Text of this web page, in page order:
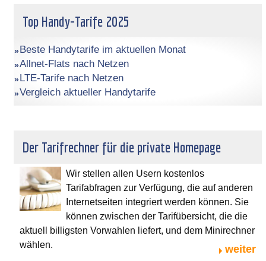
Top Handy-Tarife 2025
Beste Handytarife im aktuellen Monat
Allnet-Flats nach Netzen
LTE-Tarife nach Netzen
Vergleich aktueller Handytarife
Der Tarifrechner für die private Homepage
Wir stellen allen Usern kostenlos
Tarifabfragen zur Verfügung, die auf anderen
Internetseiten integriert werden können. Sie
können zwischen der Tarifübersicht, die die
aktuell billigsten Vorwahlen liefert, und dem Minirechner
wählen.
weiter